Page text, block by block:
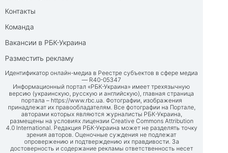
Контакты
Команда
Вакансии в РБК-Украина
Разместить рекламу
Идентификатор онлайн-медиа в Реестре субъектов в сфере медиа
— R40-05347
Информационный портал «РБК-Украина» имеет трехязычную
версию (украинскую, русскую и английскую), главная страница
портала – https://www.rbc.ua. Фотографии, изображения
принадлежат их правообладателям. Все фотографии на Портале,
авторами которых являются журналисты РБК-Украина,
размещены на условиях лицензии Creative Commons Attribution
4.0 International. Редакция РБК-Украина может не разделять точку
зрения авторов. Оценочные суждения не подлежат
опровержению и подтверждению их правдивости. За
достоверность и содержание рекламы ответственность несет